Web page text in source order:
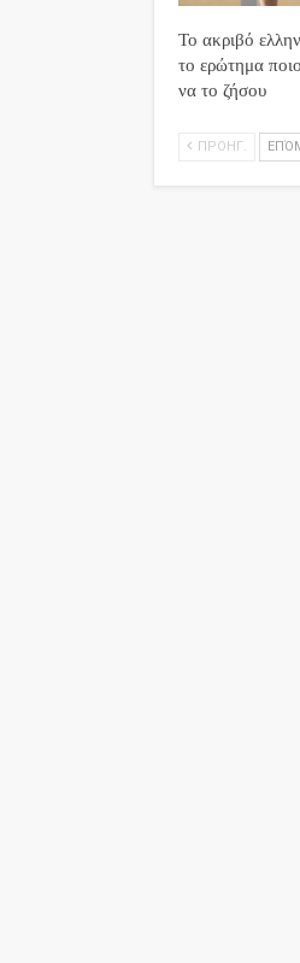
Το ακριβό
το ερώτημα
να το ζήσου
ΠΡΟΗΓ.